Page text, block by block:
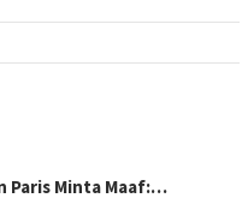
Paris Minta Maaf:…